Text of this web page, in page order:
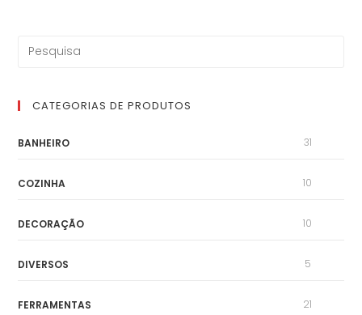
CATEGORIAS DE PRODUTOS
BANHEIRO 31
COZINHA 10
DECORAÇÃO 10
DIVERSOS 5
FERRAMENTAS 21